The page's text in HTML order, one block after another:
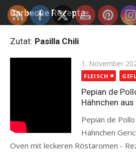
Skip
Barbecue Rezepte
Zutat: Pasilla Chili
Posted
on
1. November
FLEISCH
Pepian de
Hähnchen
Pepian de
Hähnchen
Oven mit leckeren Röstaromen -